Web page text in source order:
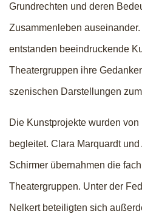
Grundrechten und deren
Zusammenleben
entstanden beeindruckende
Theatergruppen ihre
szenischen Darstellungen
Die Kunstprojekte wurden
begleitet. Clara Marquardt
Schirmer übernahmen die
Theatergruppen. Unter der
Nelkert beteiligten sich